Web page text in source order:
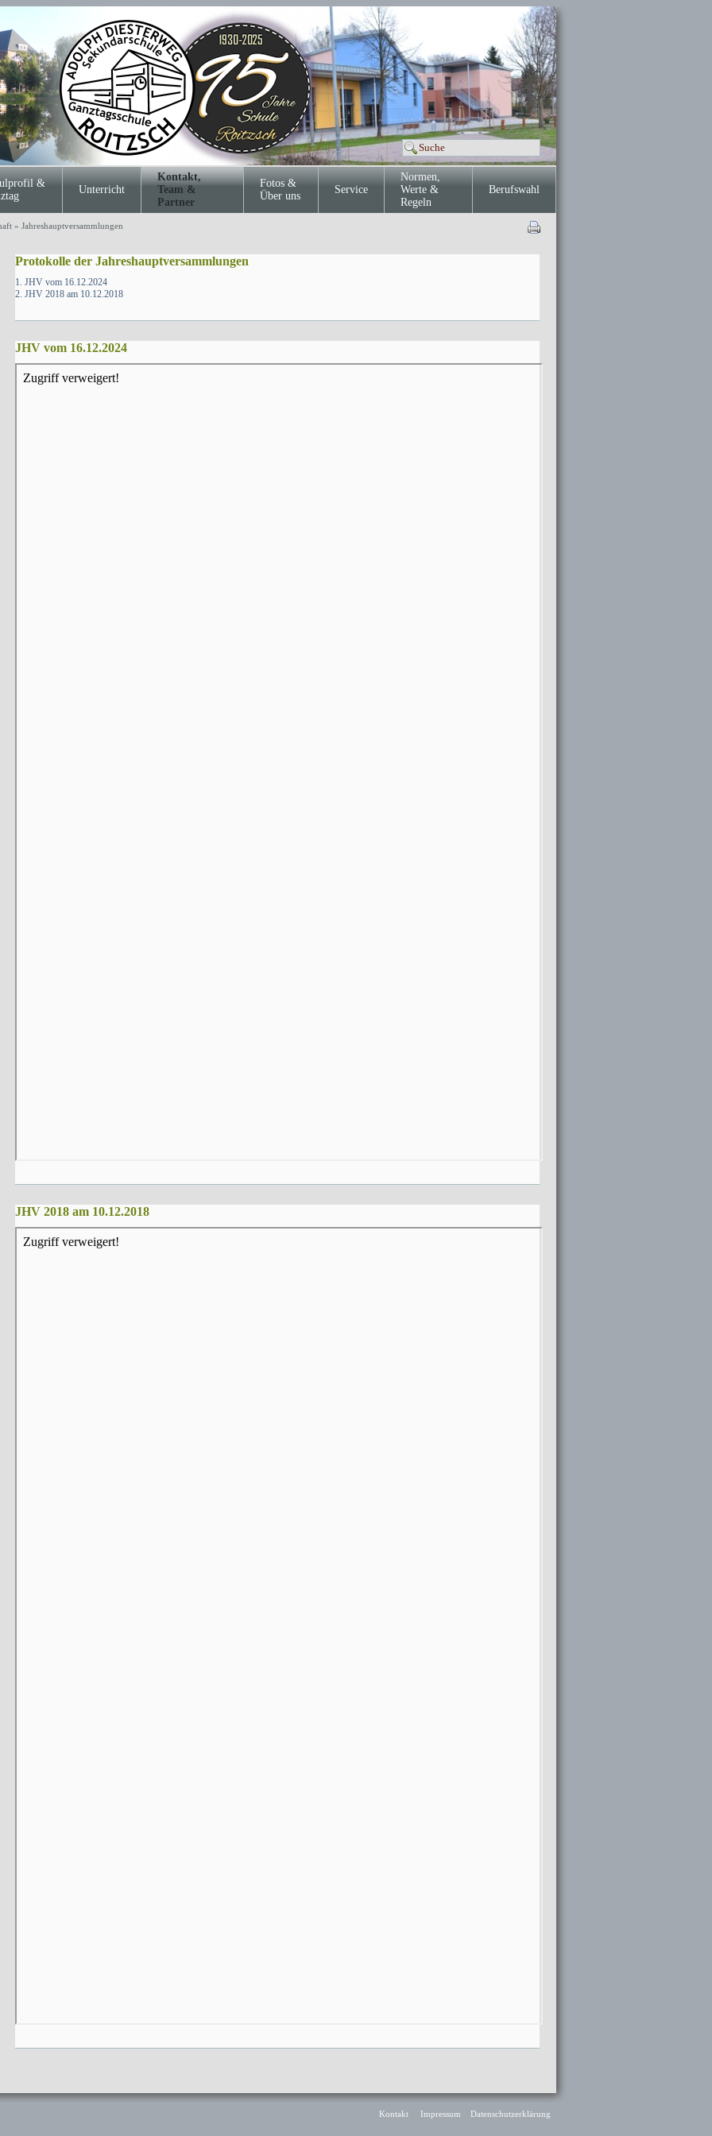
&
Unterricht
Kontakt,
Team &
Partner
Fotos &
Über uns
Service
Normen,
Werte &
Regeln
Berufswahl
» Jahreshauptversammlungen
Protokolle der Jahreshauptversammlungen
1. JHV vom 16.12.2024
2. JHV 2018 am 10.12.2018
JHV vom 16.12.2024
JHV 2018 am 10.12.2018
Datenschutzerklärung
Kontakt Impressum